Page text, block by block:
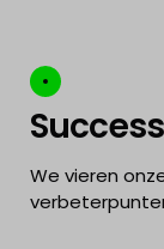
We vieren